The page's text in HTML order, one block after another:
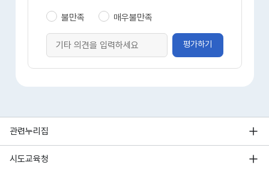
불만족 매우불만족
평가하기
관련누리집
시도교육청